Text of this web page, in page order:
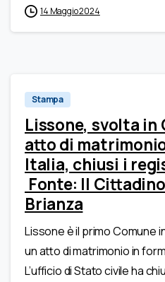
14 Maggio 2024
Stampa
Lissone, svolta in
atto di
Italia, chiusi i
Fonte: Il
Brianza
Lissone è il primo Comune
un atto di matrimonio in
L’ufficio di Stato civile ha